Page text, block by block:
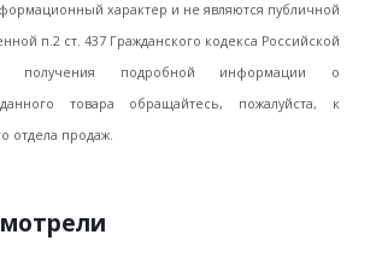
характер и не являются публичной
п.2 ст. 437 Гражданского кодекса Российской
получения подробной информации о
данного товара обращайтесь, пожалуйста, к
отдела продаж.